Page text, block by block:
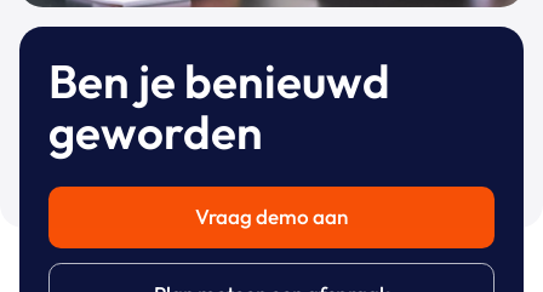
Ben je benieuwd
geworden
Vraag demo aan